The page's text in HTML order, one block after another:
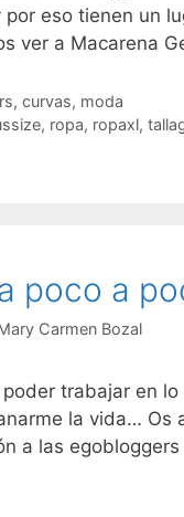
eso tienen un
ver a Macarena
, curvas, moda
, ropa, ropaxl,
poco a
Carmen Bozal
trabajar en
la vida… Os
a las